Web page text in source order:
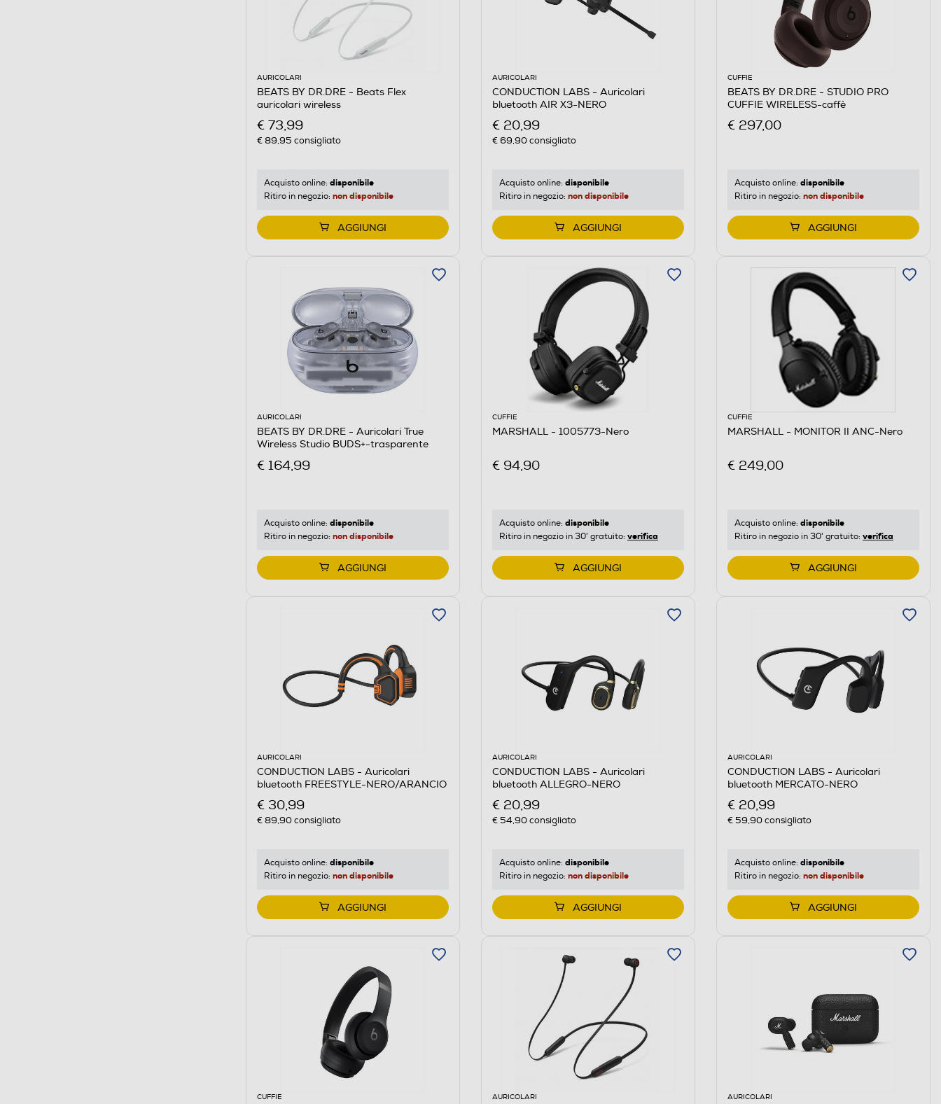
AURICOLARI
BEATS BY DR.DRE - Beats Flex
auricolari wireless
€ 73,99
€ 89,95 consigliato
Acquisto online: disponibile
Ritiro in negozio: non disponibile
AGGIUNGI
AURICOLARI
CONDUCTION LABS - Auricolari
bluetooth AIR X3-NERO
€ 20,99
€ 69,90consigliato
Acquisto online: disponibile
Ritiro in negozio: non disponibile
AGGIUNGI
CUFFIE
BEATS BY DR.DRE - STUDIO PRO
CUFFIE WIRELESS-caffè
€ 297,00
Acquisto online: disponibile
Ritiro in negozio: non disponibile
AGGIUNGI
AURICOLARI
BEATS BY DR.DRE - Auricolari True
Wireless Studio BUDS+-trasparente
€ 164,99
Acquisto online: disponibile
Ritiro in negozio: non disponibile
AGGIUNGI
CUFFIE
MARSHALL - 1005773-Nero
€ 94,90
Acquisto online: disponibile
Ritiro in negozio in 30' gratuito: verifica
AGGIUNGI
CUFFIE
MARSHALL - MONITOR II ANC-Nero
€ 249,00
Acquisto online: disponibile
Ritiro in negozio in 30' gratuito: verifica
AGGIUNGI
AURICOLARI
CONDUCTION LABS - Auricolari
bluetooth FREESTYLE-NERO/ARANCIO
€ 30,99
€ 89,90consigliato
Acquisto online: disponibile
Ritiro in negozio: non disponibile
AGGIUNGI
AURICOLARI
CONDUCTION LABS - Auricolari
bluetooth ALLEGRO-NERO
€ 20,99
€ 54,90consigliato
Acquisto online: disponibile
Ritiro in negozio: non disponibile
AGGIUNGI
AURICOLARI
CONDUCTION LABS - Auricolari
bluetooth MERCATO-NERO
€ 20,99
€ 59,90consigliato
Acquisto online: disponibile
Ritiro in negozio: non disponibile
AGGIUNGI
CUFFIE AURICOLARI AURICOLARI